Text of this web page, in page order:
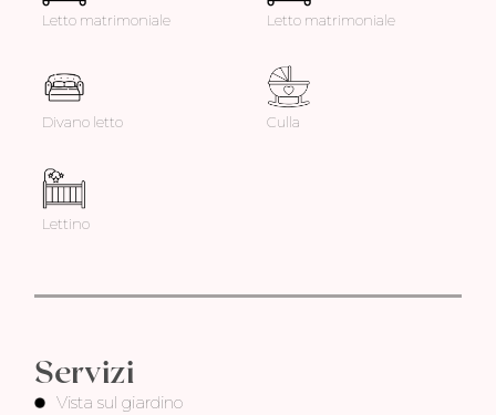
Letto matrimoniale Letto matrimoniale
Divano letto Culla
Lettino
Servizi
Vista sul giardino